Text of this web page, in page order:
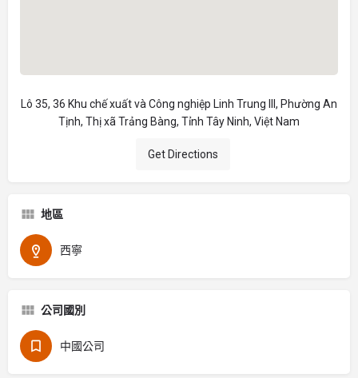
Lô 35, 36 Khu chế xuất và Công nghiệp Linh Trung III, Phường An
Tịnh, Thị xã Trảng Bàng, Tỉnh Tây Ninh, Việt Nam
Get Directions
地區
西寧
公司國別
中國公司